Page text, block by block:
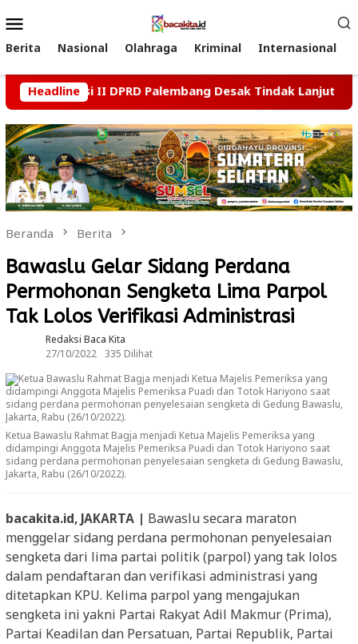
ke
kontenMobile
Berita Nasional Olahraga Kriminal Internasional
Headline
II DPRD Palembang Desak Tindak Lanjut Kasus
Beranda Berita
Bawaslu Gelar Sidang Perdana
Permohonan Sengketa Lima Parpol
Tak Lolos Verifikasi Administrasi
Redaksi Baca Kita
27/10/2022
335 Dilihat
Ketua Bawaslu Rahmat Bagja menjadi Ketua Majelis Pemeriksa yang
didampingi Anggota Majelis Pemeriksa Puadi dan Totok Hariyono saat
sidang perdana permohonan penyelesaian sengketa di Gedung Bawaslu,
Jakarta, Rabu (26/10/2022).
bacakita.id, JAKARTA | Bawaslu secara maraton
menggelar sidang perdana permohonan penyelesaian
sengketa dari lima partai politik (parpol) yang tak lolos
dalam pendaftaran dan verifikasi administrasi yang
ditetapkan KPU. Kelima parpol yang mengajukan
sengketa ini yakni Partai Rakyat Adil Makmur (Prima),
Partai Keadilan dan Persatuan, Partai Republik, Partai